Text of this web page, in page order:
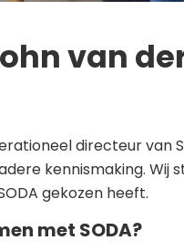
van
directeur van
kennismaking.
gekozen heeft.
met SODA?